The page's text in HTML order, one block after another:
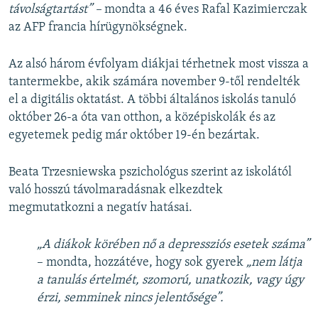
távolságtartást” – mondta a 46 éves Rafal Kazimierczak
az AFP francia hírügynökségnek.
Az alsó három évfolyam diákjai térhetnek most vissza a
tantermekbe, akik számára november 9-től rendelték
el a digitális oktatást. A többi általános iskolás tanuló
október 26-a óta van otthon, a középiskolák és az
egyetemek pedig már október 19-én bezártak.
Beata Trzesniewska pszichológus szerint az iskolától
való hosszú távolmaradásnak elkezdtek
megmutatkozni a negatív hatásai.
„A diákok körében nő a depressziós esetek száma”
– mondta, hozzátéve, hogy sok gyerek „nem látja
a tanulás értelmét, szomorú, unatkozik, vagy úgy
érzi, semminek nincs jelentősége”.